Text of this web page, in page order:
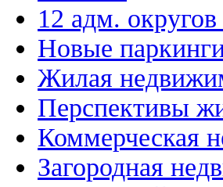
12 адм.
Новые
Жилая
Перспективы
Коммерческая
Загородная